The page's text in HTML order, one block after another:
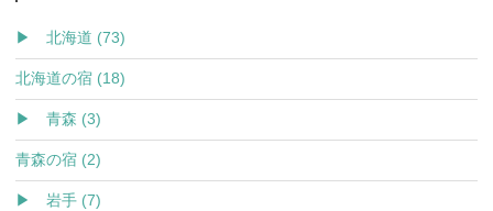
▶ 北海道 (73)
北海道の宿 (18)
▶ 青森 (3)
青森の宿 (2)
▶ 岩手 (7)